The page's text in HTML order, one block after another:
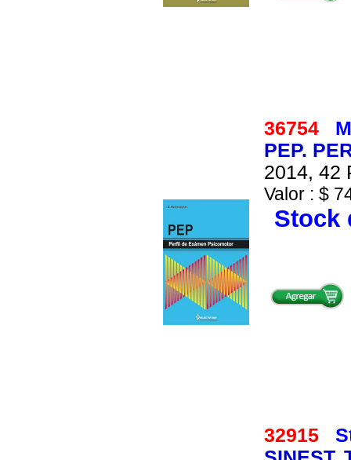
36754
PEP.
2014, 42
Valor : $
Stock
32915